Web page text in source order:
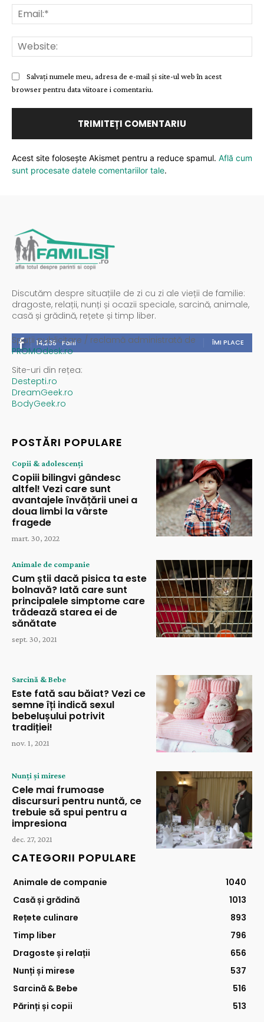
Salvați numele meu, adresa de e-mail și site-ul web în acest
browser pentru data viitoare i comentariu.
Acest site folosește Akismet pentru a reduce spamul. Află cum
sunt procesate datele comentariilor tale.
Discutăm despre situațiile de zi cu zi ale vieții de familie:
dragoste, relații, nunți și ocazii speciale, sarcină, animale,
casă și grădină, rețete și timp liber.
14,235 Fani ÎMI PLACE
Spații publicitare / reclamă administrată de
PROMOdesk.ro
Site-uri din rețea:
Destepti.ro
DreamGeek.ro
BodyGeek.ro
POSTĂRI POPULARE
Copii & adolescenți
Copiii bilingvi gândesc
altfel! Vezi care sunt
avantajele învățării unei a
doua limbi la vârste
fragede
mart. 30, 2022
Animale de companie
Cum știi dacă pisica ta este
bolnavă? Iată care sunt
principalele simptome care
trădează starea ei de
sănătate
sept. 30, 2021
Sarcină & Bebe
Este fată sau băiat? Vezi ce
semne îți indică sexul
bebelușului potrivit
tradiției!
nov. 1, 2021
Nunți și mirese
Cele mai frumoase
discursuri pentru nuntă, ce
trebuie să spui pentru a
impresiona
dec. 27, 2021
CATEGORII POPULARE
Animale de companie
1040
Casă și grădină
1013
Rețete culinare
893
Timp liber
796
Dragoste și relații
656
Nunți și mirese
537
Sarcină & Bebe
516
Părinți și copii
513